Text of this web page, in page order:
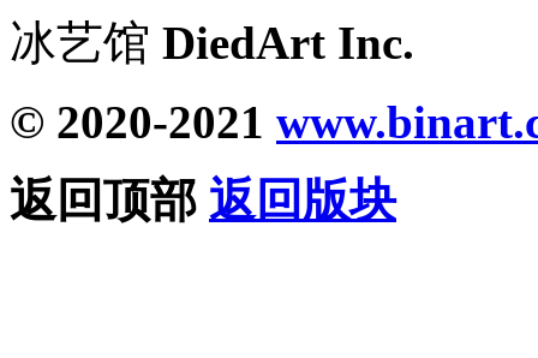
冰艺馆 DiedArt Inc.
© 2020-2021
返回顶部 返回版块